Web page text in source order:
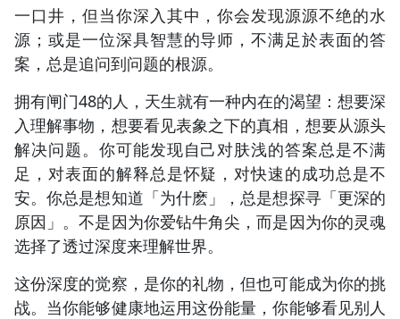
一口井，但当你深入其中，你会发现源源不绝的水
源；或是一位深具智慧的导师，不满足於表面的答
案，总是追问到问题的根源。
拥有闸门48的人，天生就有一种内在的渴望：想要深
入理解事物，想要看见表象之下的真相，想要从源头
解决问题。你可能发现自己对肤浅的答案总是不满
足，对表面的解释总是怀疑，对快速的成功总是不
安。你总是想知道「为什麽」，总是想探寻「更深的
原因」。不是因为你爱钻牛角尖，而是因为你的灵魂
选择了透过深度来理解世界。
这份深度的觉察，是你的礼物，但也可能成为你的挑
战。当你能够健康地运用这份能量，你能够看见别人